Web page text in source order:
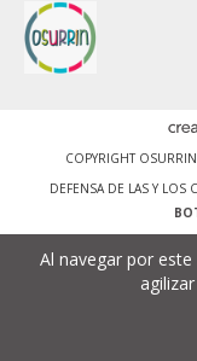
Al navegar por este
COPYRIGHT
DEFENSA DE LAS Y LOS